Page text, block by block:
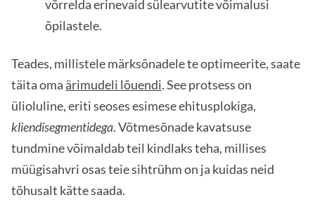
võrrelda erinevaid sülearvutite võimalusi
õpilastele.
Teades, millistele märksõnadele te optimeerite, saate
täita oma ärimudeli lõuendi. See protsess on
ülioluline, eriti seoses esimese ehitusplokiga,
kliendisegmentidega. Võtmesõnade kavatsuse
tundmine võimaldab teil kindlaks teha, millises
müügisahvri osas teie sihtrühm on ja kuidas neid
tõhusalt kätte saada.